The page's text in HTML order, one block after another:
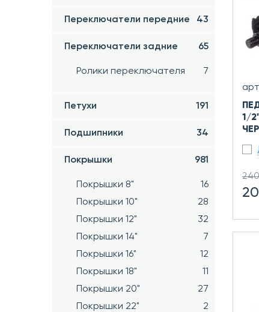
Переключатели передние 43
Переключатели задние 65
Ролики переключателя 7
Петухи 191
Подшипники 34
Покрышки 981
Покрышки 8"
16
Покрышки 10"
28
Покрышки 12"
32
Покрышки 14"
7
Покрышки 16"
12
Покрышки 18"
11
Покрышки 20"
27
Покрышки 22"
2
1/